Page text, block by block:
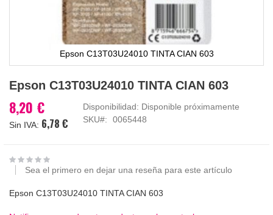
Epson C13T03U24010 TINTA CIAN 603
al
de
la
imágenes
Epson C13T03U24010 TINTA CIAN 603
8,20 €
6,78 €
Disponibilidad: Disponible próximamente
SKU
0065448
Sea el primero en dejar una reseña para este artículo
Epson C13T03U24010 TINTA CIAN 603